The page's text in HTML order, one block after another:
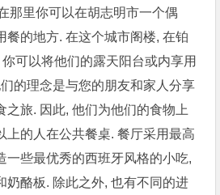
那里你可以在胡志明市一个偶
餐的地方. 在这个城市阁楼, 在铂
可以将他们的露天阳台或内享用
的理念是与您的朋友和家人分享
之旅. 因此, 他们为他们的食物上
上的人在公共餐桌. 餐厅采用最高
一些最优秀的西班牙风格的小吃,
奶酪板. 除此之外, 也有不同的进